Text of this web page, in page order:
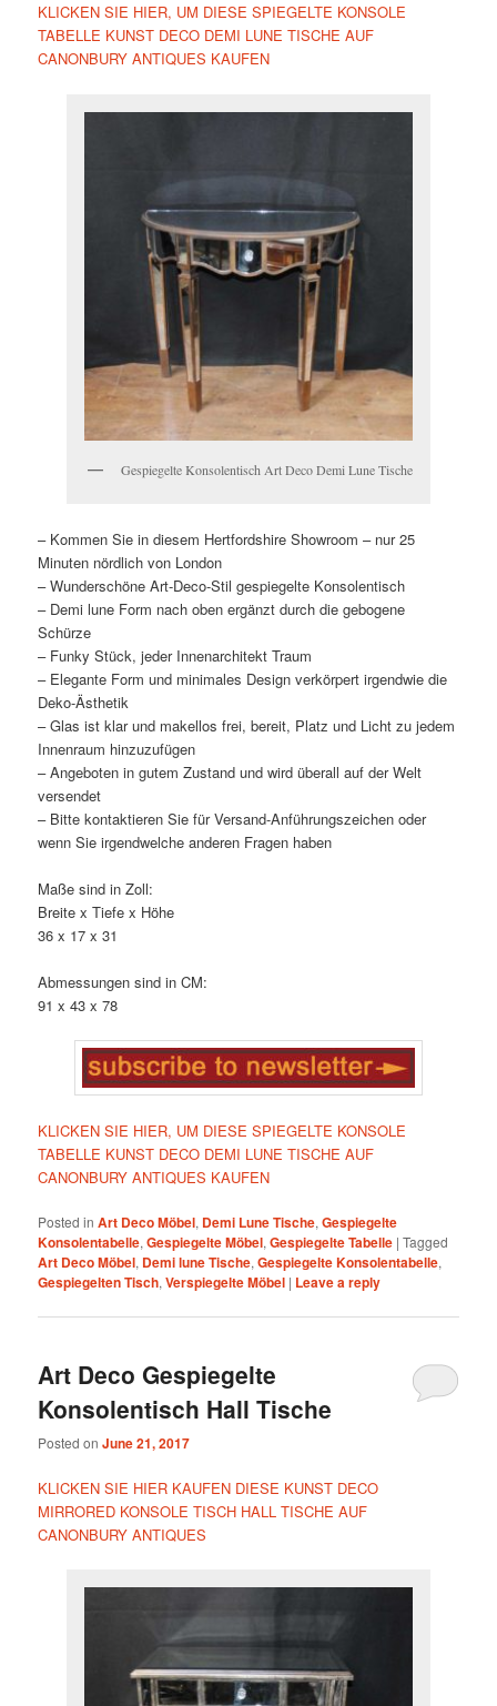
KLICKEN SIE HIER, UM DIESE SPIEGELTE KONSOLE
TABELLE KUNST DECO DEMI LUNE TISCHE AUF
CANONBURY ANTIQUES KAUFEN
Gespiegelte Konsolentisch Art Deco Demi Lune Tische
– Kommen Sie in diesem Hertfordshire Showroom – nur 25
Minuten nördlich von London
– Wunderschöne Art-Deco-Stil gespiegelte Konsolentisch
– Demi lune Form nach oben ergänzt durch die gebogene
Schürze
– Funky Stück, jeder Innenarchitekt Traum
– Elegante Form und minimales Design verkörpert irgendwie die
Deko-Ästhetik
– Glas ist klar und makellos frei, bereit, Platz und Licht zu jedem
Innenraum hinzuzufügen
– Angeboten in gutem Zustand und wird überall auf der Welt
versendet
– Bitte kontaktieren Sie für Versand-Anführungszeichen oder
wenn Sie irgendwelche anderen Fragen haben
Maße sind in Zoll:
Breite x Tiefe x Höhe
36 x 17 x 31
Abmessungen sind in CM:
91 x 43 x 78
KLICKEN SIE HIER, UM DIESE SPIEGELTE KONSOLE
TABELLE KUNST DECO DEMI LUNE TISCHE AUF
CANONBURY ANTIQUES KAUFEN
Posted in Art Deco Möbel, Demi Lune Tische,Gespiegelte
Konsolentabelle,Gespiegelte Möbel,Gespiegelte Tabelle |Tagged
Art Deco Möbel, Demi lune Tische,Gespiegelte Konsolentabelle,
Gespiegelten Tisch,Verspiegelte Möbel | Leave a reply
Art Deco Gespiegelte
Konsolentisch Hall Tische
Posted onJune 21, 2017
KLICKEN SIE HIER KAUFEN DIESE KUNST DECO
MIRRORED KONSOLE TISCH HALL TISCHE AUF
CANONBURY ANTIQUES